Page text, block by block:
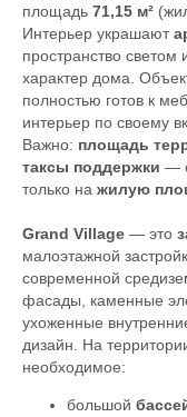
площадь 71,15 м²
Интерьер украшают
пространство
характер дома.
полностью готов к
интерьер по своему
Важно: площадь
таксы поддержки —
только на жилую
Grand Village — это
малоэтажной
современной
фасады, каменные
ухоженные
дизайн. На
необходимое:
большой